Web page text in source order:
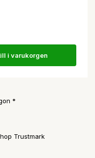
i varukorgen
*
Trustmark